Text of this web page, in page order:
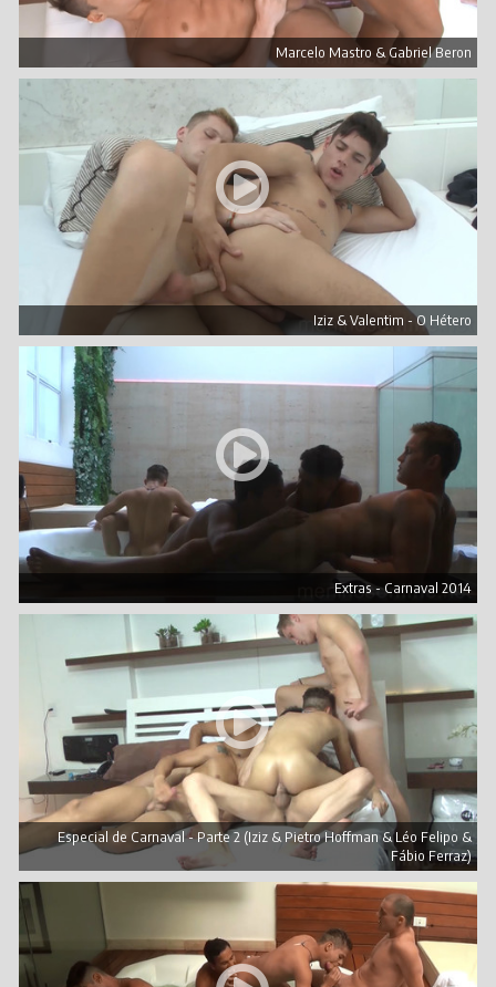
Marcelo Mastro & Gabriel Beron
Iziz & Valentim - O Hétero
Extras - Carnaval 2014
Especial de Carnaval - Parte 2 (Iziz & Pietro Hoffman & Léo Felipo &
Fábio Ferraz)